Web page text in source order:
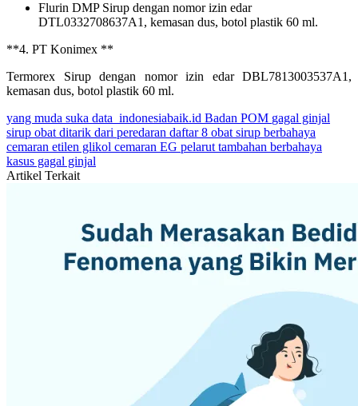
Flurin DMP Sirup dengan nomor izin edar
DTL0332708637A1, kemasan dus, botol plastik 60 ml.
**4. PT Konimex **
Termorex Sirup dengan nomor izin edar DBL7813003537A1,
kemasan dus, botol plastik 60 ml.
yang muda suka data indonesiabaik.id Badan POM gagal ginjal
sirup obat ditarik dari peredaran daftar 8 obat sirup berbahaya
cemaran etilen glikol cemaran EG pelarut tambahan berbahaya
kasus gagal ginjal
Artikel Terkait